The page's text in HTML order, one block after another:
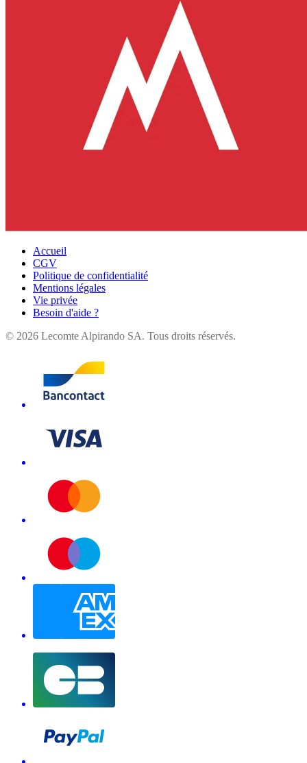
Accueil
CGV
Politique de confidentialité
Mentions légales
Vie privée
Besoin d'aide ?
© 2026 Lecomte Alpirando SA. Tous droits réservés.